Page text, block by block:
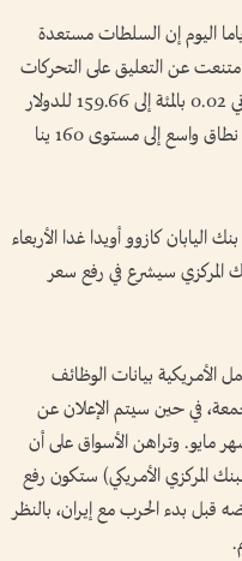
اليوم إن السلطات مستعدة
عن التعليق على التحركات
الأخيرة في أسعار الصرف. وانخفض الين الياباني 0.02 بالمئة إلى 159.66 للدولار
عقب تصريحات كاتاياما، إذ تنظر السوق على نطاق واسع إلى مستوى 160 ⁠ينا
كازوو أويدا غدا الأربعاء
المركزي سيشرع في رفع سعر
الأمريكية بيانات الوظائف
في حين سيتم الإعلان عن
مايو. وتراهن الأسواق على أن
المركزي الأمريكي) ستكون رفع
قبل بدء الحرب مع إيران، بالنظر